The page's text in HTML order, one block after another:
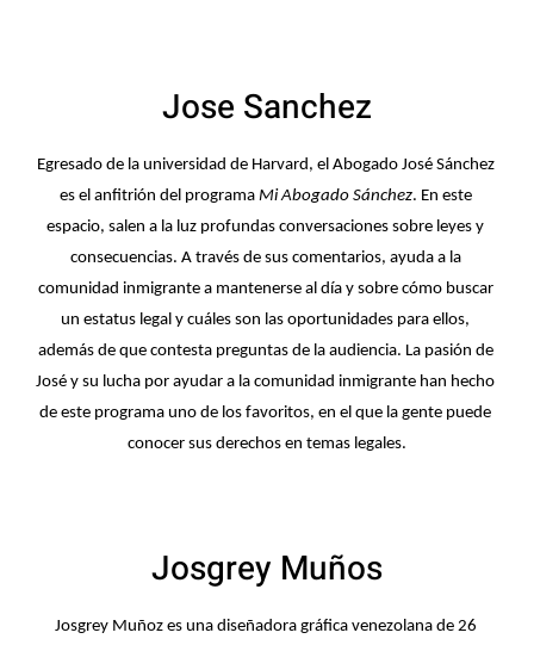
Jose Sanchez
Egresado de la universidad de Harvard, el Abogado José Sánchez
es el anfitrión del programa Mi Abogado Sánchez. En este
espacio, salen a la luz profundas conversaciones sobre leyes y
consecuencias. A través de sus comentarios, ayuda a la
comunidad inmigrante a mantenerse al día y sobre cómo buscar
un estatus legal y cuáles son las oportunidades para ellos,
además de que contesta preguntas de la audiencia. La pasión de
José y su lucha por ayudar a la comunidad inmigrante han hecho
de este programa uno de los favoritos, en el que la gente puede
conocer sus derechos en temas legales.
Josgrey Muños
Josgrey Muñoz es una diseñadora gráfica venezolana de 26